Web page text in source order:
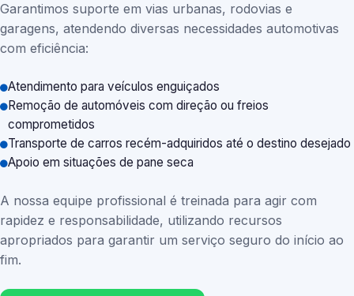
Garantimos suporte em vias urbanas, rodovias e
garagens, atendendo diversas necessidades automotivas
com eficiência:
Atendimento para veículos enguiçados
Remoção de automóveis com direção ou freios
comprometidos
Transporte de carros recém-adquiridos até o destino desejado
Apoio em situações de pane seca
A nossa equipe profissional é treinada para agir com
rapidez e responsabilidade, utilizando recursos
apropriados para garantir um serviço seguro do início ao
fim.